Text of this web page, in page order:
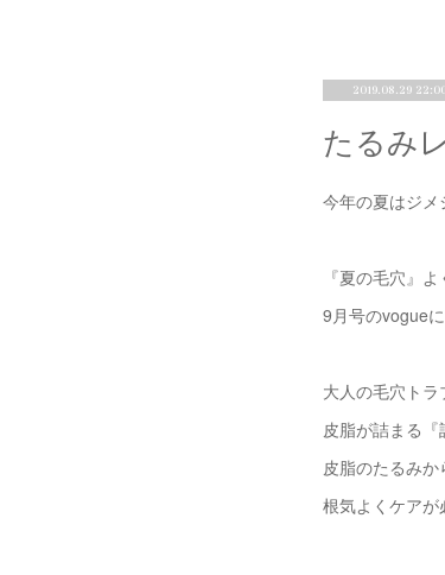
2019.08.29
たるみ
今年の夏はジメ
『夏の毛穴』
9月号のvogue
大人の毛穴トラ
皮脂が詰まる『
皮脂のたるみ
根気よくケアが